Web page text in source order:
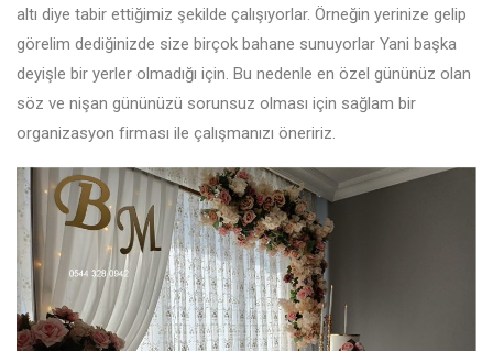
altı diye tabir ettiğimiz şekilde çalışıyorlar. Örneğin yerinize gelip
görelim dediğinizde size birçok bahane sunuyorlar Yani başka
deyişle bir yerler olmadığı için. Bu nedenle en özel gününüz olan
söz ve nişan gününüzü sorunsuz olması için sağlam bir
organizasyon firması ile çalışmanızı öneririz.